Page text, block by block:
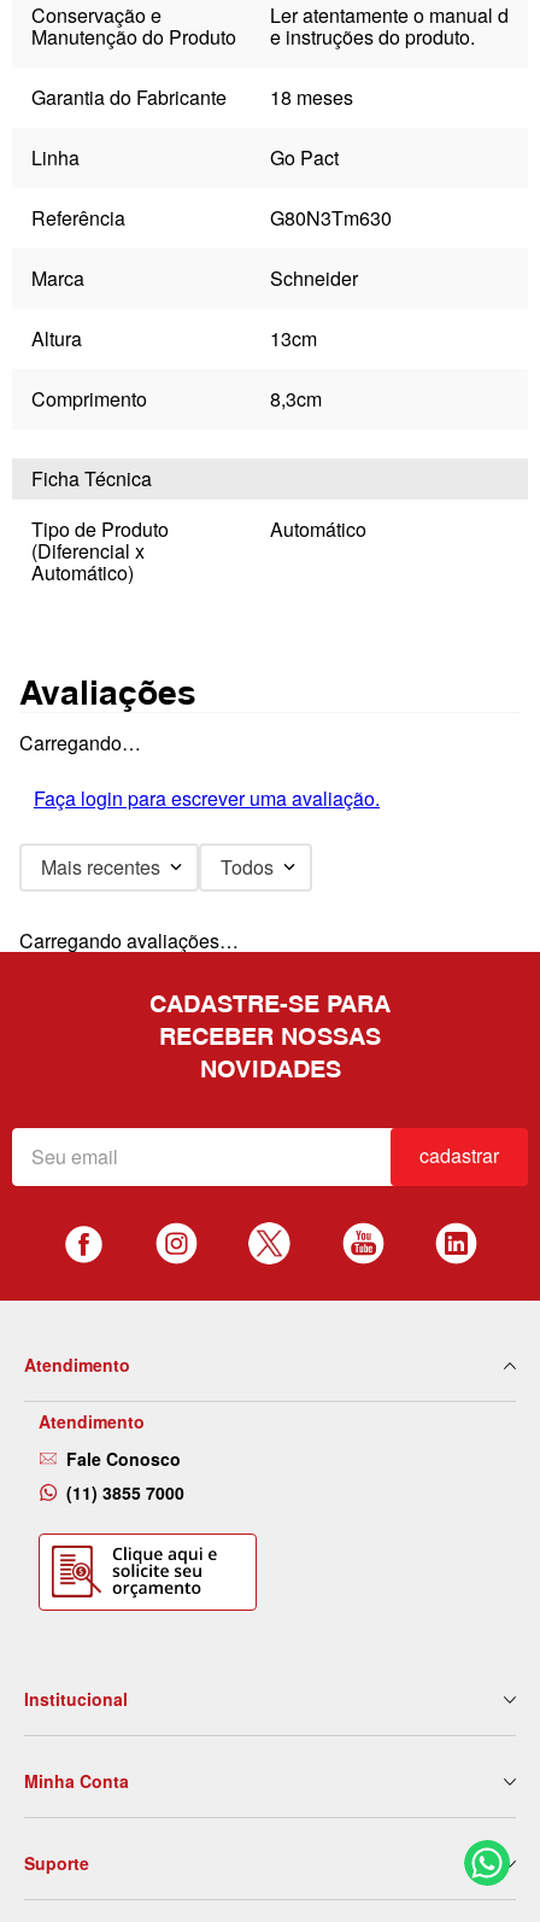
Conservação e
Manutenção do Produto
Ler atentamente o manual d
e instruções do produto.
Garantia do Fabricante 18 meses
Linha Go Pact
Referência G80N3Tm630
Marca Schneider
Altura 13cm
Comprimento 8,3cm
Ficha Técnica
Tipo de Produto
(Diferencial x
Automático)
Automático
Avaliações
Carregando…
Faça login para escrever uma avaliação.
Mais recentes Todos
Carregando avaliações…
CADASTRE-SE PARA
RECEBER NOSSAS
NOVIDADES
cadastrar
Atendimento
Atendimento
Fale Conosco
(11) 3855 7000
Institucional
Nossas Lojas
Serviços
Blog
Contato
Minha Conta
2ª Via de Boleto
Meus Pedidos
Suporte